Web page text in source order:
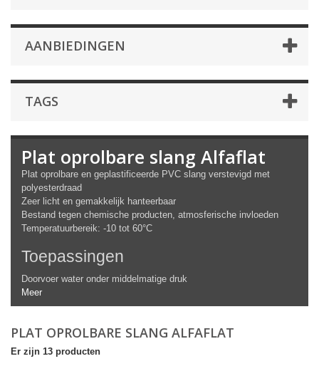
AANBIEDINGEN
TAGS
Plat oprolbare slang Alfaflat
Plat oprolbare en geplastificeerde PVC slang verstevigd met
polyesterdraad
Zeer licht en gemakkelijk hanteerbaar
Bestand tegen chemische producten, atmosferische invloeden
Temperatuurbereik: -10 tot 60°C
Toepassingen
Doorvoer water onder middelmatige druk
Meer
PLAT OPROLBARE SLANG ALFAFLAT
Er zijn 13 producten